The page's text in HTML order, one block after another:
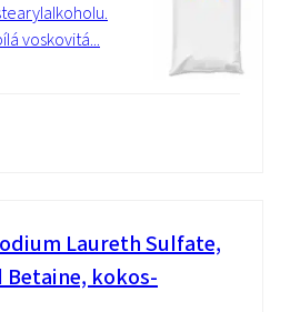
voskovitá...
Laureth Sulfate,
kokos-